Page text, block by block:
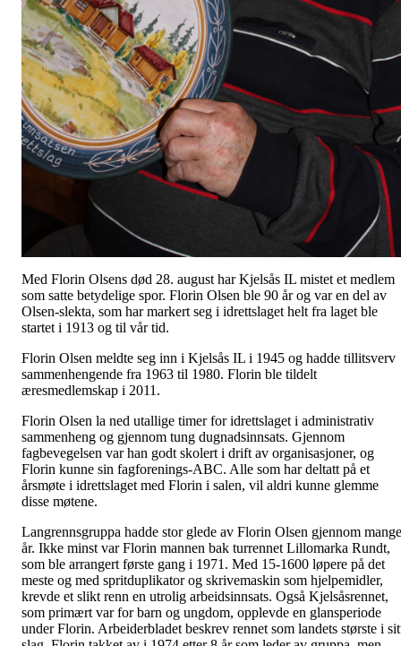
Med Florin Olsens død 28. august har Kjelsås IL mistet et medlem
som satte betydelige spor. Florin Olsen ble 90 år og var en del av
Olsen-slekta, som har markert seg i idrettslaget helt fra laget ble
startet i 1913 og til vår tid.
Florin Olsen meldte seg inn i Kjelsås IL i 1945 og hadde tillitsverv
sammenhengende fra 1963 til 1980. Florin ble tildelt
æresmedlemskap i 2011.
Florin Olsen la ned utallige timer for idrettslaget i administrativ
sammenheng og gjennom tung dugnadsinnsats. Gjennom
fagbevegelsen var han godt skolert i drift av organisasjoner, og
Florin kunne sin fagforenings-ABC. Alle som har deltatt på et
årsmøte i idrettslaget med Florin i salen, vil aldri kunne glemme
disse møtene.
Langrennsgruppa hadde stor glede av Florin Olsen gjennom mange
år. Ikke minst var Florin mannen bak turrennet Lillomarka Rundt,
som ble arrangert første gang i 1971. Med 15-1600 løpere på det
meste og med spritduplikator og skrivemaskin som hjelpemidler,
krevde et slikt renn en utrolig arbeidsinnsats. Også Kjelsåsrennet,
som primært var for barn og ungdom, opplevde en glansperiode
under Florin. Arbeiderbladet beskrev rennet som landets største i